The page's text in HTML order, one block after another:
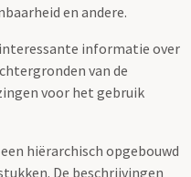
en andere.
informatie over
van de
voor het gebruik
hiërarchisch opgebouwd
De beschrijvingen